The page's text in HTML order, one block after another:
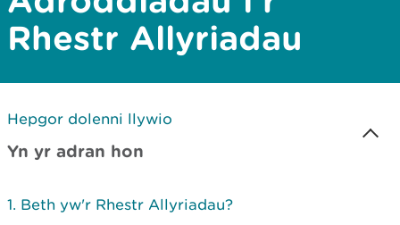
Rhestr Allyriadau
Hepgor dolenni llywio
Yn yr adran hon
Beth yw'r Rhestr Allyriadau?